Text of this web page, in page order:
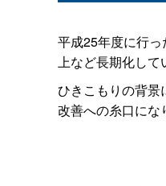
平成25年度に行
上など長期化して
ひきこもりの背景
改善への糸口にな